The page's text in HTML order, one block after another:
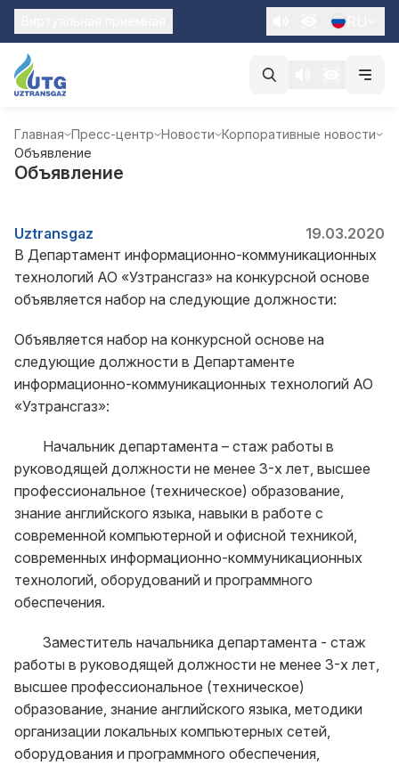
Главная Пресс-центр Новости Корпоративные новости
Объявление
Объявление
Uztransgaz
19.03.2020
В Департамент информационно-коммуникационных
технологий АО «Узтрансгаз» на конкурсной основе
объявляется набор на следующие должности:
Объявляется набор на конкурсной основе на
следующие должности в Департаменте
информационно-коммуникационных технологий АО
«Узтрансгаз»:
Начальник департамента – стаж работы в
руководящей должности не менее 3-х лет, высшее
профессиональное (техническое) образование,
знание английского языка, навыки в работе с
современной компьютерной и офисной техникой,
современных информационно-коммуникационных
технологий, оборудований и программного
обеспечения.
Заместитель начальника департамента - стаж
работы в руководящей должности не менее 3-х лет,
высшее профессиональное (техническое)
образование, знание английского языка, методики
организации локальных компьютерных сетей,
оборудования и программного обеспечения,